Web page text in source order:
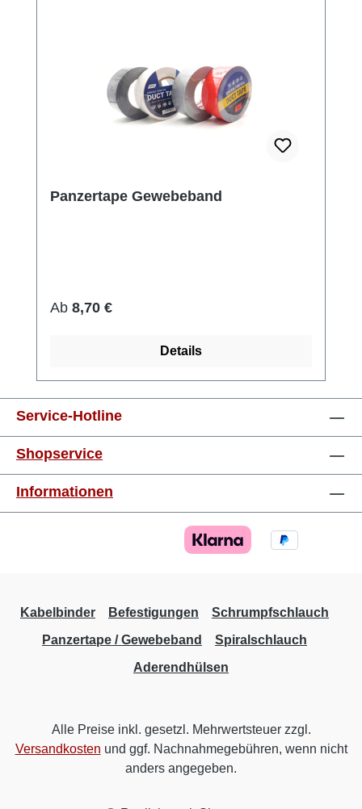
Panzertape Gewebeband
Regulärer Preis:
Ab 8,70 €
Details
Service-Hotline
Shopservice
Informationen
Kabelbinder Befestigungen
Schrumpfschlauch
Panzertape / Gewebeband
Spiralschlauch
Aderendhülsen
Alle Preise inkl. gesetzl. Mehrwertsteuer zzgl.
Versandkosten und ggf. Nachnahmegebühren, wenn nicht
anders angegeben.